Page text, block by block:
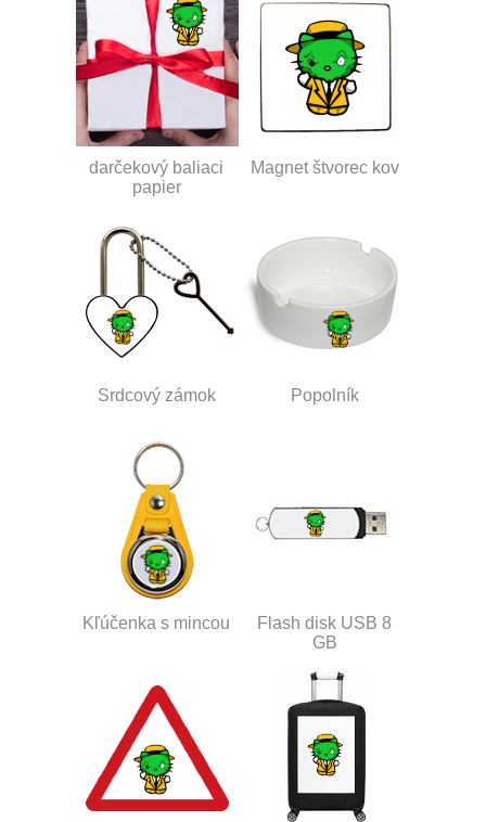
darčekový baliaci
papier
Magnet štvorec kov
Srdcový zámok Popolník
Kľúčenka s mincou
Flash disk USB 8
GB